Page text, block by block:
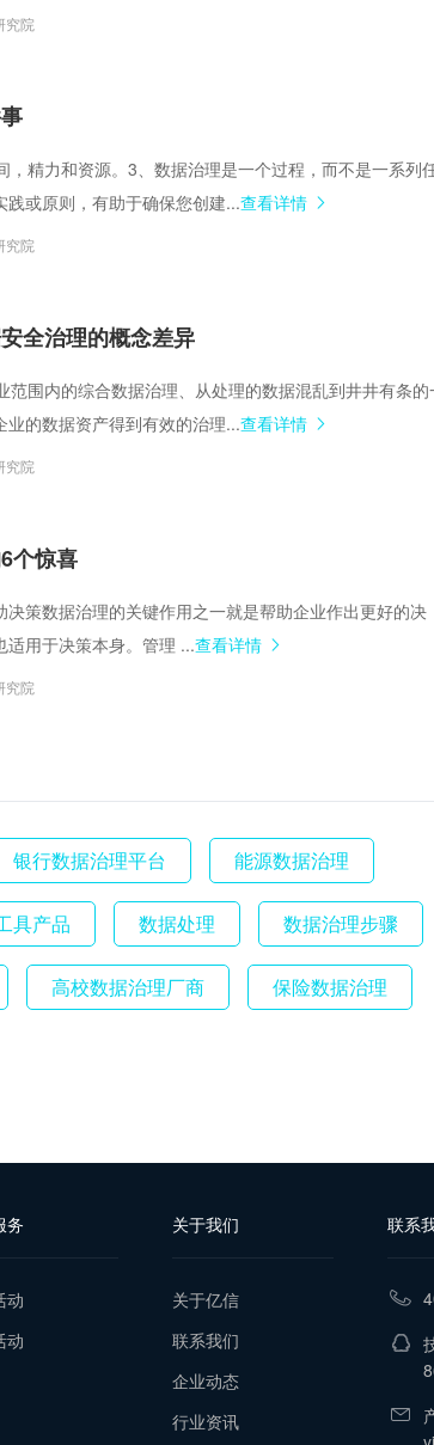
究院
，精力和资源。3、数据治理是一个过程，而不是一系列
或原则，有助于确保您创建...查看详情
究院
全治理的概念差异
范围内的综合数据治理、从处理的数据混乱到井井有条的
的数据资产得到有效的治理...查看详情
究院
个惊喜
策数据治理的关键作用之一就是帮助企业作出更好的决
用于决策本身。管理 ...查看详情
究院
银行数据治理平台 能源数据治理
具产品 数据处理 数据治理步骤
高校数据治理厂商 保险数据治理
务
动
动
关于我们
关于亿信
联系我们
企业动态
行业资讯
联系